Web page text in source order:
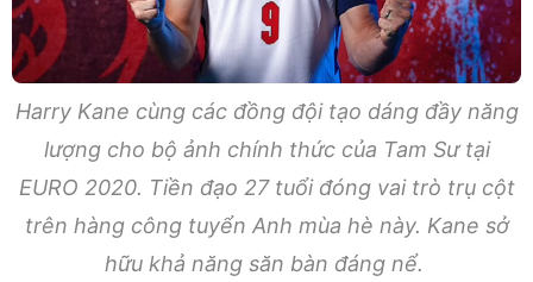
Harry Kane cùng các đồng đội tạo dáng đầy năng
lượng cho bộ ảnh chính thức của Tam Sư tại
EURO 2020. Tiền đạo 27 tuổi đóng vai trò trụ cột
trên hàng công tuyển Anh mùa hè này. Kane sở
hữu khả năng săn bàn đáng nể.